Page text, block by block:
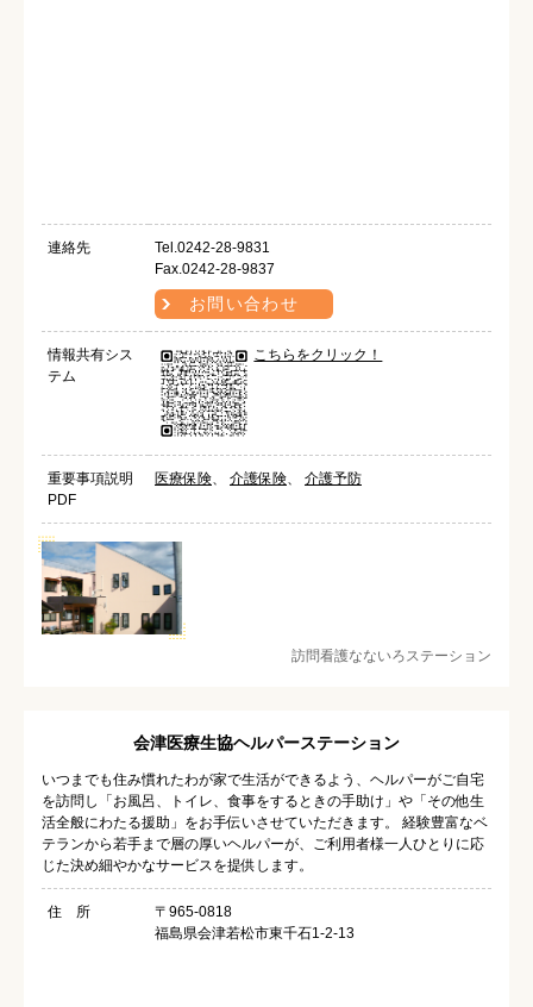
連絡先
Tel.0242-28-9831
Fax.0242-28-9837
お問い合わせ
情報共有シス
テム
こちらをクリック！
重要事項説明
PDF
医療保険、 介護保険、 介護予防
訪問看護なないろステーション
会津医療生協ヘルパーステーション
いつまでも住み慣れたわが家で生活ができるよう、ヘルパーがご自宅
を訪問し「お風呂、トイレ、食事をするときの手助け」や「その他生
活全般にわたる援助」をお手伝いさせていただきます。 経験豊富なベ
テランから若手まで層の厚いヘルパーが、ご利用者様一人ひとりに応
じた決め細やかなサービスを提供します。
住 所
〒965-0818
福島県会津若松市東千石1-2-13